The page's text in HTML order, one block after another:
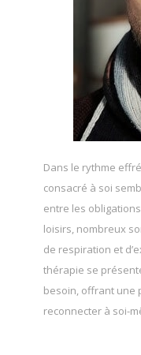
Dans le rythme
consacré à soi
entre les
loisirs, nombreux
de respiration et
thérapie se
besoin, offrant une
reconnecter à soi-